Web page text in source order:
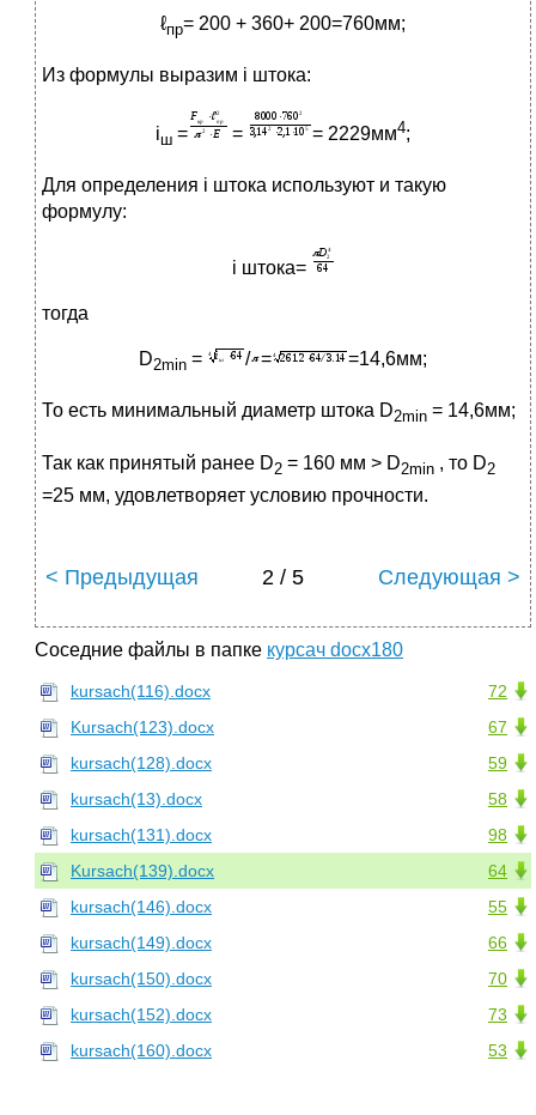
ℓпр= 200 + 360+ 200=760мм;
Из формулы выразим i штока:
iш = = = 2229мм4;
Для определения i штока используют и такую
формулу:
i штока=
тогда
D2min = / = =14,6мм;
То есть минимальный диаметр штока D2min = 14,6мм;
Так как принятый ранее D2 = 160 мм > D2min , то D2
=25 мм, удовлетворяет условию прочности.
< Предыдущая 2 / 5 Следующая >
Соседние файлы в папке курсач docx180
72
kursach(116).docx
67
Kursach(123).docx
59
kursach(128).docx
58
kursach(13).docx
98
kursach(131).docx
64
Kursach(139).docx
55
kursach(146).docx
66
kursach(149).docx
70
kursach(150).docx
73
kursach(152).docx
53
kursach(160).docx